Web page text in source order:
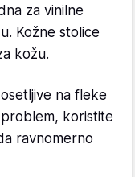
za vinilne
Kožne stolice
kožu.
na fleke
koristite
ravnomerno